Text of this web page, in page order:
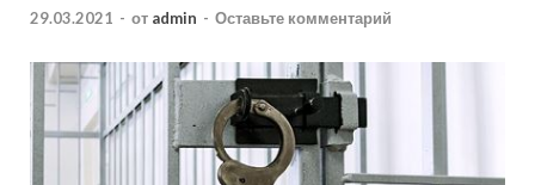
29.03.2021 - от admin - Оставьте комментарий